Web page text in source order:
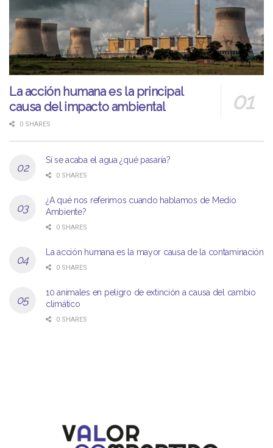
La acción humana es la principal
causa del impacto ambiental
0 SHARES
Si se acaba el agua ¿qué pasaría?
0 SHARES
¿A qué nos referimos cuando hablamos de Medio
Ambiente?
0 SHARES
La acción humana es la mayor causa de la contaminación
0 SHARES
10 animales en peligro de extinción a causa del cambio
climático
0 SHARES